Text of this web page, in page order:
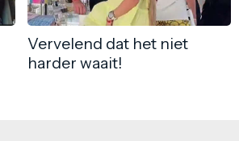
Vervelend dat het niet
harder waait!